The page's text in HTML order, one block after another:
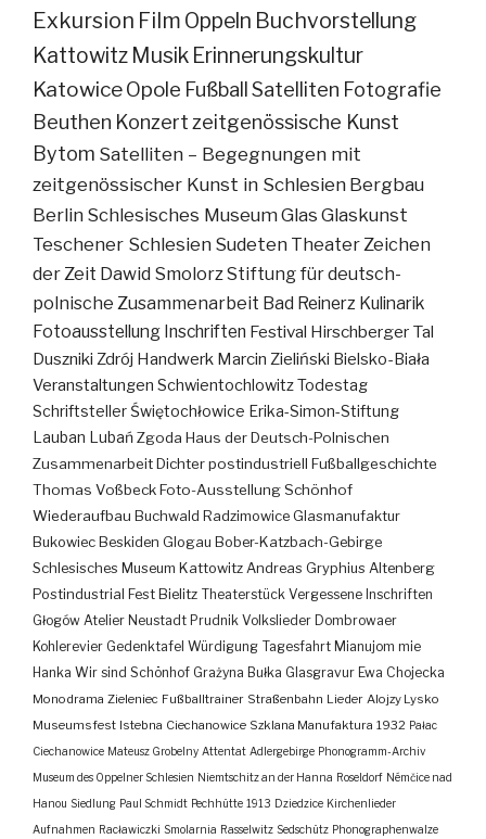
Exkursion Film Oppeln Buchvorstellung
Kattowitz Musik Erinnerungskultur
KatowiceOpole FußballSatelliten Fotografie
Beuthen Konzertzeitgenössische Kunst
Bytom Satelliten – Begegnungen mit
zeitgenössischer Kunst in Schlesien Bergbau
Berlin Schlesisches MuseumGlas Glaskunst
Teschener Schlesien Sudeten TheaterZeichen
der Zeit Dawid SmolorzStiftung für deutsch-
polnische Zusammenarbeit Bad Reinerz Kulinarik
Fotoausstellung Inschriften Festival Hirschberger Tal
Duszniki Zdrój Handwerk Marcin Zieliński Bielsko-Biała
Veranstaltungen SchwientochlowitzTodestag
SchriftstellerŚwiętochłowice Erika-Simon-Stiftung
Lauban LubańZgoda Haus der Deutsch-Polnischen
ZusammenarbeitDichterpostindustriell Fußballgeschichte
Thomas VoßbeckFoto-AusstellungSchönhof
Wiederaufbau Buchwald Radzimowice Glasmanufaktur
Bukowiec Beskiden Glogau Bober-Katzbach-Gebirge
Schlesisches Museum Kattowitz Andreas Gryphius Altenberg
Postindustrial Fest Bielitz Theaterstück Vergessene Inschriften
Głogów Atelier Neustadt Prudnik Volkslieder Dombrowaer
Kohlerevier Gedenktafel Würdigung Tagesfahrt Mianujom mie
Hanka Wir sind Schönhof Grażyna Bułka Glasgravur Ewa Chojecka
Monodrama Zieleniec Fußballtrainer Straßenbahn Lieder Alojzy Lysko
Museumsfest Istebna Ciechanowice Szklana Manufaktura 1932 Pałac
Ciechanowice Mateusz Grobelny Attentat Adlergebirge Phonogramm-Archiv
Museum des Oppelner Schlesien Niemtschitz an der Hanna Roseldorf Némčice nad
Hanou Siedlung Paul Schmidt Pechhütte 1913 Dziedzice Kirchenlieder
Aufnahmen Racławiczki Smolarnia Rasselwitz Sedschütz Phonographenwalze